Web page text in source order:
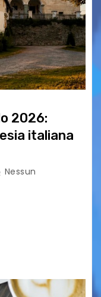
2026:
italiana
Nessun